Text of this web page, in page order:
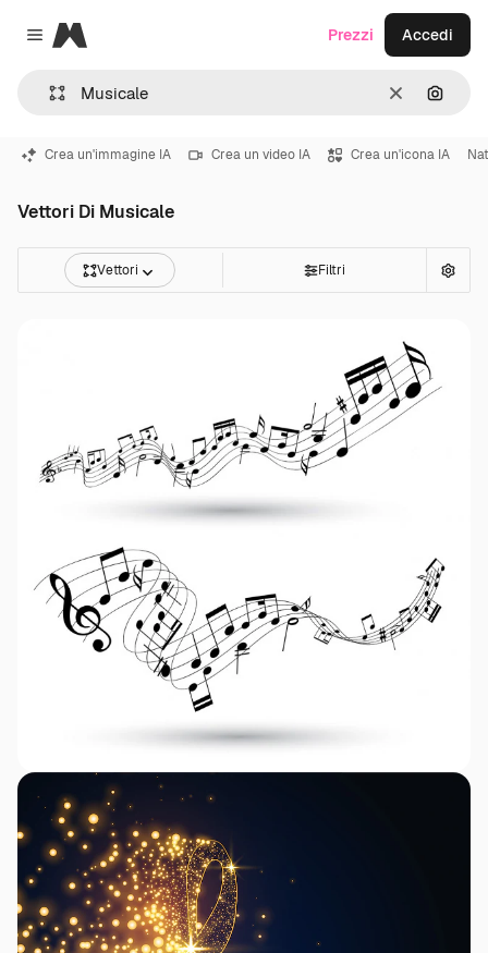
Close menu
Magnific
CancellaCerca
Prezzi Accedi
Crea un'immagine IA Crea un video IA Crea un'icona IA
Vettori Di Musicale
Vettori Filtri